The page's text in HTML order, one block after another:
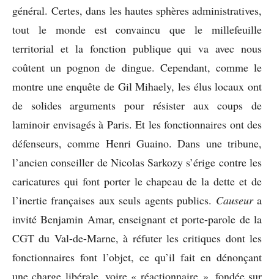
général. Certes, dans les hautes sphères administratives,
tout le monde est convaincu que le millefeuille
territorial et la fonction publique qui va avec nous
coûtent un pognon de dingue. Cependant, comme le
montre une enquête de Gil Mihaely, les élus locaux ont
de solides arguments pour résister aux coups de
laminoir envisagés à Paris. Et les fonctionnaires ont des
défenseurs, comme Henri Guaino. Dans une tribune,
l’ancien conseiller de Nicolas Sarkozy s’érige contre les
caricatures qui font porter le chapeau de la dette et de
l’inertie françaises aux seuls agents publics. Causeura
invité Benjamin Amar, enseignant et porte-parole de la
CGT du Val-de-Marne, à réfuter les critiques dont les
fonctionnaires font l’objet, ce qu’il fait en dénonçant
une charge libérale, voire « réactionnaire », fondée sur